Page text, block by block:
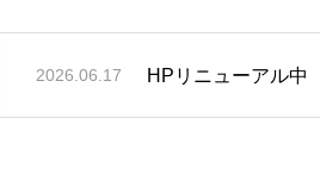
2026.06.17 HPリニューアル中